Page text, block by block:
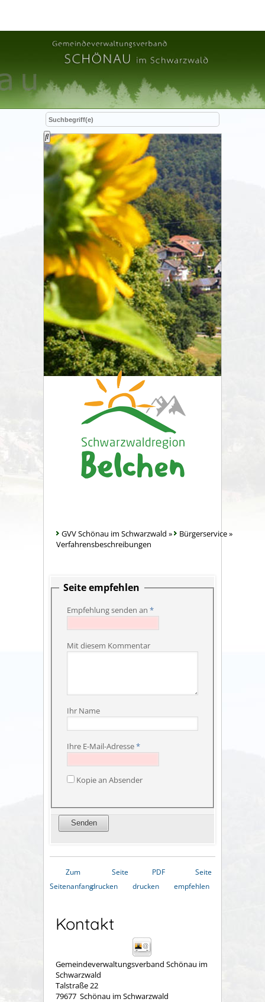
GVV Schönau im Schwarzwald » Bürgerservice»
Verfahrensbeschreibungen
Seite empfehlen
Empfehlung senden an *
Mit diesem Kommentar
Ihr Name
Ihre E-Mail-Adresse*
Kopie an Absender
Zum
Seitenanfang
Seite
drucken
PDF
drucken
Seite
empfehlen
Kontakt
Gemeindeverwaltungsverband Schönau im
Schwarzwald
Talstraße 22
79677 Schönau im Schwarzwald